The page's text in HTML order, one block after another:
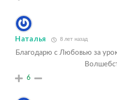
Наталья 8 лет назад
Благодарю с Любовью за
6